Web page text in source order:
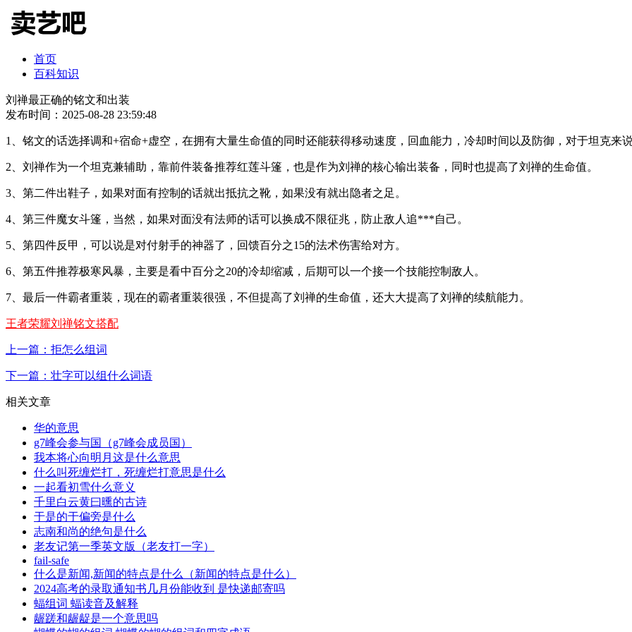
首页
百科知识
刘禅最正确的铭文和出装
发布时间：2025-08-28 23:59:48
1、铭文的话选择调和+宿命+虚空，在拥有大量生命值的同时还能获得移动速度，回血能力，冷却时间以及防御，对于坦克来
2、刘禅作为一个坦克兼辅助，靠前件装备推荐红莲斗篷，也是作为刘禅的核心输出装备，同时也提高了刘禅的生命值。
3、第二件出鞋子，如果对面有控制的话就出抵抗之靴，如果没有就出隐者之足。
4、第三件魔女斗篷，当然，如果对面没有法师的话可以换成不限征兆，防止敌人追***自己。
5、第四件反甲，可以说是对付射手的神器了，回馈百分之15的法术伤害给对方。
6、第五件推荐极寒风暴，主要是看中百分之20的冷却缩减，后期可以一个接一个技能控制敌人。
7、最后一件霸者重装，现在的霸者重装很强，不但提高了刘禅的生命值，还大大提高了刘禅的续航能力。
王者荣耀刘禅铭文搭配
上一篇：拒怎么组词
下一篇：壮字可以组什么词语
相关文章
华的意思
g7峰会参与国（g7峰会成员国）
我本将心向明月这是什么意思
什么叫死缠烂打，死缠烂打意思是什么
一起看初雪什么意义
千里白云黄曰曛的古诗
于是的于偏旁是什么
志南和尚的绝句是什么
老友记第一季英文版（老友打一字）
fail-safe
什么是新闻,新闻的特点是什么（新闻的特点是什么）
2024高考的录取通知书几月份能收到 是快递邮寄吗
蝠组词 蝠读音及解释
龌蹉和龌龊是一个意思吗